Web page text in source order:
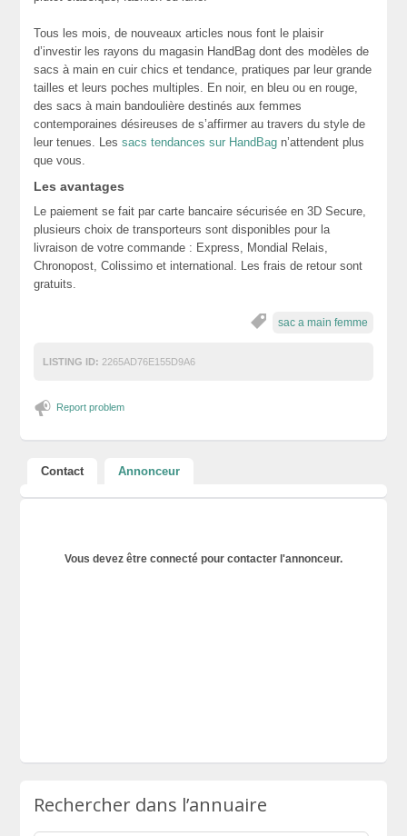
Tous les mois, de nouveaux articles nous font le plaisir
d’investir les rayons du magasin HandBag dont des modèles de
sacs à main en cuir chics et tendance, pratiques par leur grande
tailles et leurs poches multiples. En noir, en bleu ou en rouge,
des sacs à main bandoulière destinés aux femmes
contemporaines désireuses de s’affirmer au travers du style de
leur tenues. Lessacs tendances sur HandBag n’attendent plus
que vous.
Les avantages
Le paiement se fait par carte bancaire sécurisée en 3D Secure,
plusieurs choix de transporteurs sont disponibles pour la
livraison de votre commande : Express, Mondial Relais,
Chronopost, Colissimo et international. Les frais de retour sont
gratuits.
sac a main femme
LISTING ID: 2265AD76E155D9A6
Report problem
Contact Annonceur
Vous devez être connecté pour contacter l'annonceur.
Rechercher dans l’annuaire